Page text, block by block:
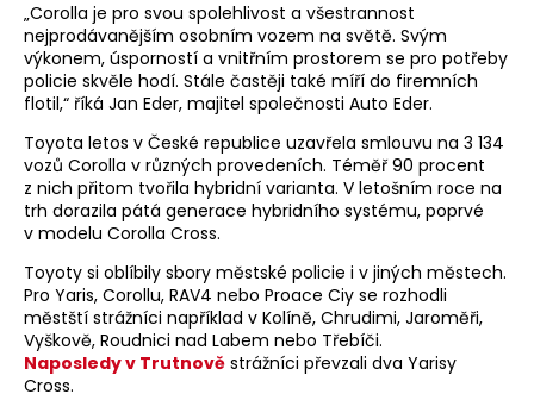
francouzské
značky
Alpine je
zábavným
malým
autem,
které má
být rychlé,
vzhledově
atraktivní
a cenově
dostupné.
povedlo,
jsme
zjišťovali
během
kilometrů
na českých
„Corolla je pro svou spolehlivost a všestrannost
nejprodávanějším osobním vozem na světě. Svým
výkonem, úsporností a vnitřním prostorem se pro potřeby
policie skvěle hodí. Stále častěji také míří do firemních
flotil,“ říká Jan Eder, majitel společnosti Auto Eder.
Toyota letos v České republice uzavřela smlouvu na 3 134
vozů Corolla v různých provedeních. Téměř 90 procent
z nich přitom tvořila hybridní varianta. V letošním roce na
trh dorazila pátá generace hybridního systému, poprvé
v modelu Corolla Cross.
Toyoty si oblíbily sbory městské policie i v jiných městech.
Pro Yaris, Corollu, RAV4 nebo Proace Ciy se rozhodli
městští strážníci například v Kolíně, Chrudimi, Jaroměři,
Vyškově, Roudnici nad Labem nebo Třebíči.
Naposledy v Trutnově strážníci převzali dva Yarisy
Cross.